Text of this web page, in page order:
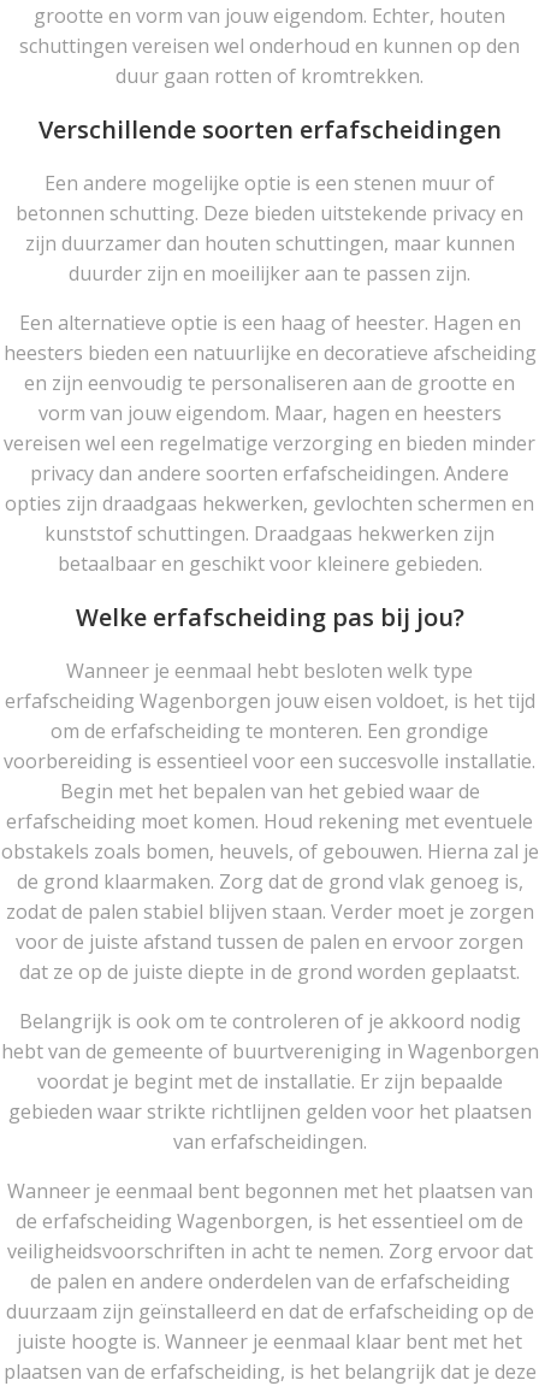
grootte en vorm van jouw eigendom. Echter, houten
schuttingen vereisen wel onderhoud en kunnen op den
duur gaan rotten of kromtrekken.
Verschillende soorten erfafscheidingen
Een andere mogelijke optie is een stenen muur of
betonnen schutting. Deze bieden uitstekende privacy en
zijn duurzamer dan houten schuttingen, maar kunnen
duurder zijn en moeilijker aan te passen zijn.
Een alternatieve optie is een haag of heester. Hagen en
heesters bieden een natuurlijke en decoratieve afscheiding
en zijn eenvoudig te personaliseren aan de grootte en
vorm van jouw eigendom. Maar, hagen en heesters
vereisen wel een regelmatige verzorging en bieden minder
privacy dan andere soorten erfafscheidingen. Andere
opties zijn draadgaas hekwerken, gevlochten schermen en
kunststof schuttingen. Draadgaas hekwerken zijn
betaalbaar en geschikt voor kleinere gebieden.
Welke erfafscheiding pas bij jou?
Wanneer je eenmaal hebt besloten welk type
erfafscheiding Wagenborgen jouw eisen voldoet, is het tijd
om de erfafscheiding te monteren. Een grondige
voorbereiding is essentieel voor een succesvolle installatie.
Begin met het bepalen van het gebied waar de
erfafscheiding moet komen. Houd rekening met eventuele
obstakels zoals bomen, heuvels, of gebouwen. Hierna zal je
de grond klaarmaken. Zorg dat de grond vlak genoeg is,
zodat de palen stabiel blijven staan. Verder moet je zorgen
voor de juiste afstand tussen de palen en ervoor zorgen
dat ze op de juiste diepte in de grond worden geplaatst.
Belangrijk is ook om te controleren of je akkoord nodig
hebt van de gemeente of buurtvereniging in Wagenborgen
voordat je begint met de installatie. Er zijn bepaalde
gebieden waar strikte richtlijnen gelden voor het plaatsen
van erfafscheidingen.
Wanneer je eenmaal bent begonnen met het plaatsen van
de erfafscheiding Wagenborgen, is het essentieel om de
veiligheidsvoorschriften in acht te nemen. Zorg ervoor dat
de palen en andere onderdelen van de erfafscheiding
duurzaam zijn geïnstalleerd en dat de erfafscheiding op de
juiste hoogte is. Wanneer je eenmaal klaar bent met het
plaatsen van de erfafscheiding, is het belangrijk dat je deze